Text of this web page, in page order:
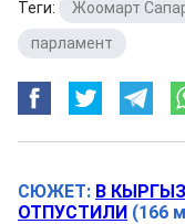
Теги: Жоомарт
парламент
СЮЖЕТ: В
ОТПУСТИЛИ (166